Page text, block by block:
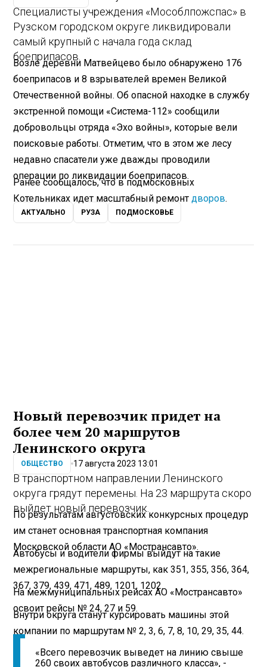
Специалисты учреждения «Мособлпожспас» в
Рузском городском округе ликвидировали
самый крупный с начала года склад
боеприпасов.
Возле деревни Матвейцево было обнаружено 176
боеприпасов и 8 взрывателей времен Великой
Отечественной войны. Об опасной находке в службу
экстренной помощи «Система-112» сообщили
добровольцы отряда «Эхо войны», которые вели
поисковые работы. Отметим, что в этом же лесу
недавно спасатели уже дважды проводили
операции по ликвидации боеприпасов.
Ранее сообщалось, что в подмосковных
Котельниках идет масштабный ремонтдворов.
АКТУАЛЬНО РУЗА ПОДМОСКОВЬЕ
Новый перевозчик придет на
более чем 20 маршрутов
Ленинского округа
ОБЩЕСТВО 17 августа 2023 13:01
В транспортном направлении Ленинского
округа грядут перемены. На 23 маршрута скоро
выйдет новый перевозчик.
По результатам августовских конкурсных процедур
им станет основная транспортная компания
Московской области АО «Мострансавто».
Автобусы и водители фирмы выйдут на такие
межрегиональные маршруты, как 351, 355, 356, 364,
367, 379, 439, 471, 489, 1201, 1202.
На межмуниципальных рейсах АО «Мострансавто»
освоит рейсы № 24, 27 и 59.
Внутри округа станут курсировать машины этой
компании по маршрутам № 2, 3, 6, 7, 8, 10, 29, 35, 44.
«Всего перевозчик выведет на линию свыше
260 своих автобусов различного класса», -